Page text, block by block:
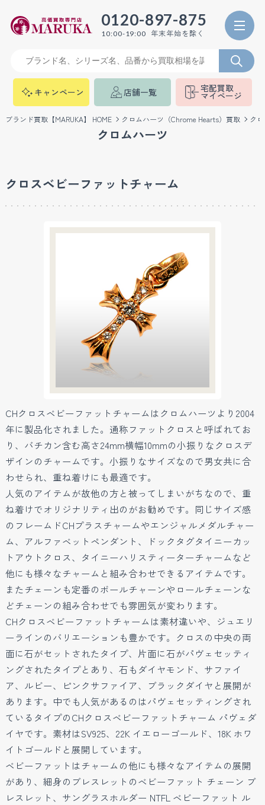
0120-897-875
10:00-19:00 年末年始を除く
キャンペーン 店舗一覧 宅配買取
マイページ
ブランド買取【MARUKA】 HOME クロムハーツ（Chrome Hearts）買取 ク
クロムハーツ
クロスベビーファットチャーム
CHクロスベビーファットチャームはクロムハーツより2004
年に製品化されました。通称ファットクロスと呼ばれてお
り、バチカン含む高さ24mm横幅10mmの小振りなクロスデ
ザインのチャームです。小振りなサイズなので男女共に合
わせられ、重ね着けにも最適です。
人気のアイテムが故他の方と被ってしまいがちなので、重
ね着けでオリジナリティ出のがお勧めです。同じサイズ感
のフレームドCHプラスチャームやエンジャルメダルチャー
ム、アルファベットペンダント、ドックタグタイニーカッ
トアウトクロス、タイニーハリスティーターチャームなど
他にも様々なチャームと組み合わせできるアイテムです。
またチェーンも定番のボールチャーンやロールチェーンな
どチェーンの組み合わせでも雰囲気が変わります。
CHクロスベビーファットチャームは素材違いや、ジュエリ
ーラインのバリエーションも豊かです。クロスの中央の両
面に石がセットされたタイプ、片面に石がパヴェセッティ
ングされたタイプとあり、石もダイヤモンド、サファイ
ア、ルビー、ピンクサファイア、ブラックダイヤと展開が
あります。中でも人気があるのはパヴェセッティングされ
ているタイプのCHクロスベビーファットチャーム パヴェダ
イヤです。素材はSV925、22K イエローゴールド、18K ホワ
イトゴールドと展開しています。
ベビーファットはチャームの他にも様々なアイテムの展開
があり、細身のブレスレットのベビーファット チェーン ブ
レスレット、サングラスホルダー NTFL ベビーファット ル